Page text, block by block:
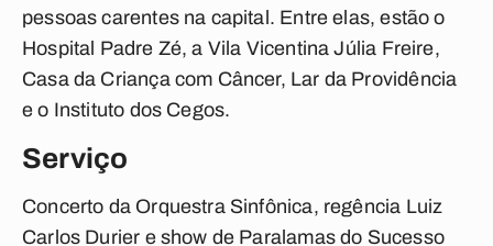
pessoas carentes na capital. Entre elas, estão o
Hospital Padre Zé, a Vila Vicentina Júlia Freire,
Casa da Criança com Câncer, Lar da Providência
e o Instituto dos Cegos.
Serviço
Concerto da Orquestra Sinfônica, regência Luiz
Carlos Durier e show de Paralamas do Sucesso